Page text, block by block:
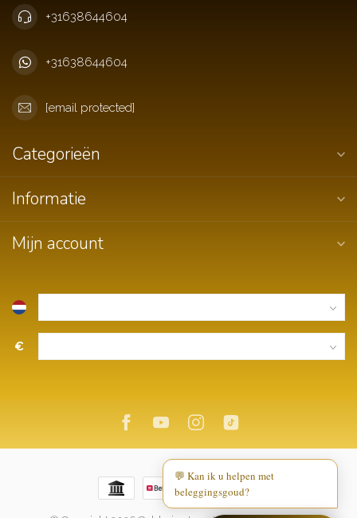
+31638644604
+31638644604
[email protected]
Categorieën
Informatie
Mijn account
€